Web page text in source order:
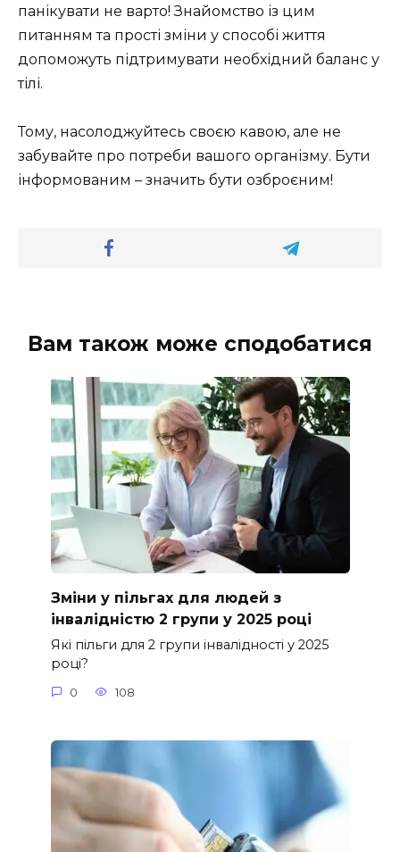
панікувати не варто! Знайомство із цим
питанням та прості зміни у способі життя
допоможуть підтримувати необхідний баланс у
тілі.
Тому, насолоджуйтесь своєю кавою, але не
забувайте про потреби вашого організму. Бути
інформованим – значить бути озброєним!
Вам також може сподобатися
Зміни у пільгах для людей з
інвалідністю 2 групи у 2025 році
Які пільги для 2 групи інвалідності у 2025
році?
0 108